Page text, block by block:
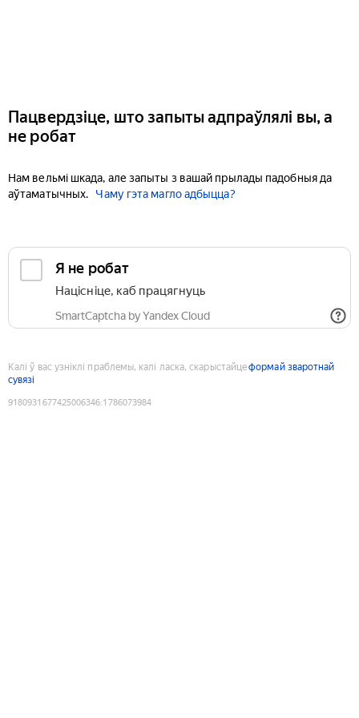
Пацвердзіце, што запыты адпраўлялі вы, а
не робат
Нам вельмі шкада, але запыты з вашай прылады падобныя да
аўтаматычных.
Чаму гэта магло адбыцца?
Я не робат
Націсніце, каб працягнуць
SmartCaptcha by Yandex Cloud
Калі ў вас узніклі праблемы, калі ласка, скарыстайцеформай зваротнай
сувязі
9180931677425006346:1786073984